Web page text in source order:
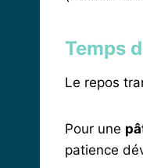
Temps
Le repos
Pour une
patience